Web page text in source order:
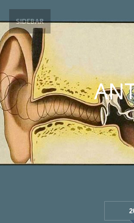
SIDEBAR